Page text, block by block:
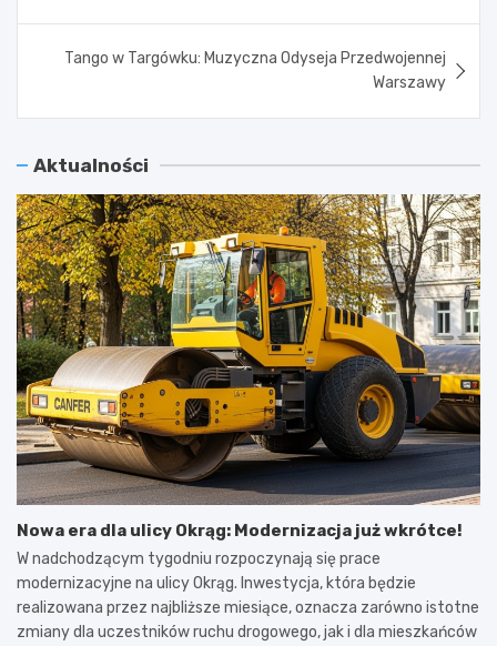
Tango w Targówku: Muzyczna Odyseja Przedwojennej
Warszawy
Aktualności
Nowa era dla ulicy Okrąg: Modernizacja już wkrótce!
W nadchodzącym tygodniu rozpoczynają się prace
modernizacyjne na ulicy Okrąg. Inwestycja, która będzie
realizowana przez najbliższe miesiące, oznacza zarówno istotne
zmiany dla uczestników ruchu drogowego, jak i dla mieszkańców